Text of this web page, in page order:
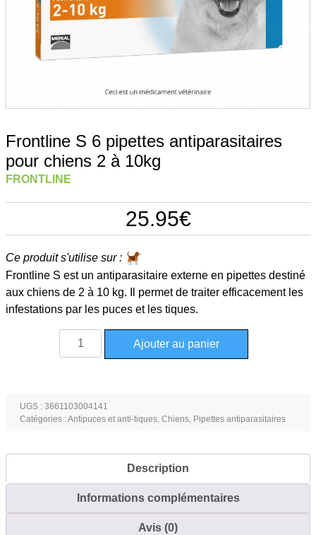
Frontline S 6 pipettes antiparasitaires
pour chiens 2 à 10kg
FRONTLINE
25.95€
Ce produit s'utilise sur :
Frontline S est un antiparasitaire externe en pipettes destiné
aux chiens de 2 à 10 kg. Il permet de traiter efficacement les
infestations par les puces et les tiques.
quantité
de
6
pipettes
pour
Ajouter au panier
UGS : 3661103004141
Catégories :Antipuces et anti-tiques, Chiens, Pipettes antiparasitaires
Description
Informations complémentaires
Avis (0)